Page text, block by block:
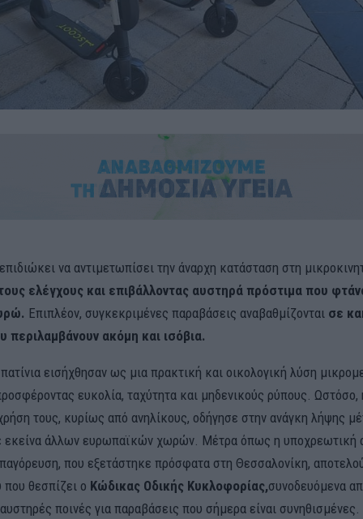
να αντιμετωπίσει την άναρχη κατάσταση στη
ελέγχους και επιβάλλοντας αυστηρά πρόστιμα που
Επιπλέον, συγκεκριμένες παραβάσεις αναβαθμίζονται σε
περιλαμβάνουν ακόμη και ισόβια.
εισήχθησαν ως μια πρακτική και οικολογική λύση
ευκολία, ταχύτητα και μηδενικούς ρύπους. Ωστόσο,
τους, κυρίως από ανηλίκους, οδήγησε στην ανάγκη λήψης
εκείνα άλλων ευρωπαϊκών χωρών. Μέτρα όπως η υποχρεωτική
που εξετάστηκε πρόσφατα στη Θεσσαλονίκη,
που θεσπίζει ο Κώδικας Οδικής Κυκλοφορίας,συνοδευόμενα
ποινές για παραβάσεις που σήμερα είναι συνηθισμένες.